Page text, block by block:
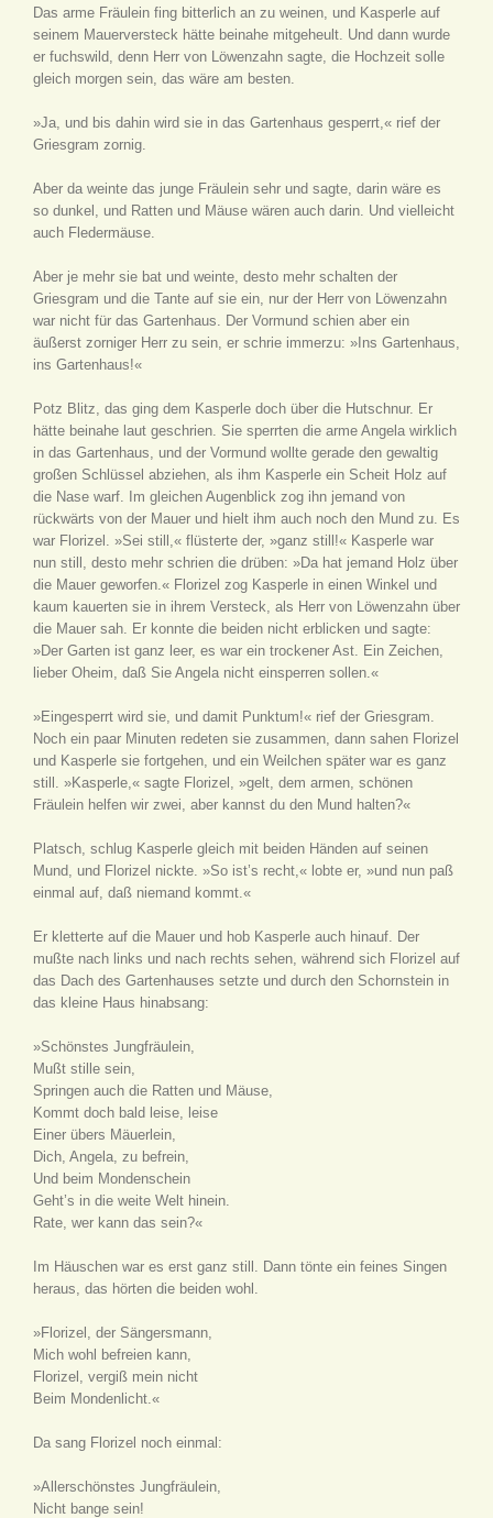
Das arme Fräulein fing bitterlich an zu weinen, und Kasperle auf
seinem Mauerversteck hätte beinahe mitgeheult. Und dann wurde
er fuchswild, denn Herr von Löwenzahn sagte, die Hochzeit solle
gleich morgen sein, das wäre am besten.
»Ja, und bis dahin wird sie in das Gartenhaus gesperrt,« rief der
Griesgram zornig.
Aber da weinte das junge Fräulein sehr und sagte, darin wäre es
so dunkel, und Ratten und Mäuse wären auch darin. Und vielleicht
auch Fledermäuse.
Aber je mehr sie bat und weinte, desto mehr schalten der
Griesgram und die Tante auf sie ein, nur der Herr von Löwenzahn
war nicht für das Gartenhaus. Der Vormund schien aber ein
äußerst zorniger Herr zu sein, er schrie immerzu: »Ins Gartenhaus,
ins Gartenhaus!«
Potz Blitz, das ging dem Kasperle doch über die Hutschnur. Er
hätte beinahe laut geschrien. Sie sperrten die arme Angela wirklich
in das Gartenhaus, und der Vormund wollte gerade den gewaltig
großen Schlüssel abziehen, als ihm Kasperle ein Scheit Holz auf
die Nase warf. Im gleichen Augenblick zog ihn jemand von
rückwärts von der Mauer und hielt ihm auch noch den Mund zu. Es
war Florizel. »Sei still,« flüsterte der, »ganz still!« Kasperle war
nun still, desto mehr schrien die drüben: »Da hat jemand Holz über
die Mauer geworfen.« Florizel zog Kasperle in einen Winkel und
kaum kauerten sie in ihrem Versteck, als Herr von Löwenzahn über
die Mauer sah. Er konnte die beiden nicht erblicken und sagte:
»Der Garten ist ganz leer, es war ein trockener Ast. Ein Zeichen,
lieber Oheim, daß Sie Angela nicht einsperren sollen.«
»Eingesperrt wird sie, und damit Punktum!« rief der Griesgram.
Noch ein paar Minuten redeten sie zusammen, dann sahen Florizel
und Kasperle sie fortgehen, und ein Weilchen später war es ganz
still. »Kasperle,« sagte Florizel, »gelt, dem armen, schönen
Fräulein helfen wir zwei, aber kannst du den Mund halten?«
Platsch, schlug Kasperle gleich mit beiden Händen auf seinen
Mund, und Florizel nickte. »So ist’s recht,« lobte er, »und nun paß
einmal auf, daß niemand kommt.«
Er kletterte auf die Mauer und hob Kasperle auch hinauf. Der
mußte nach links und nach rechts sehen, während sich Florizel auf
das Dach des Gartenhauses setzte und durch den Schornstein in
das kleine Haus hinabsang:
»Schönstes Jungfräulein,
Mußt stille sein,
Springen auch die Ratten und Mäuse,
Kommt doch bald leise, leise
Einer übers Mäuerlein,
Dich, Angela, zu befrein,
Und beim Mondenschein
Geht’s in die weite Welt hinein.
Rate, wer kann das sein?«
Im Häuschen war es erst ganz still. Dann tönte ein feines Singen
heraus, das hörten die beiden wohl.
»Florizel, der Sängersmann,
Mich wohl befreien kann,
Florizel, vergiß mein nicht
Beim Mondenlicht.«
Da sang Florizel noch einmal:
»Allerschönstes Jungfräulein,
Nicht bange sein!